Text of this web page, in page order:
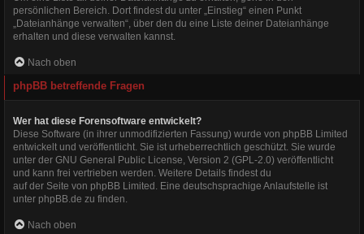
persönlichen Bereich. Dort findest du unter „Einstieg“ einen Punkt
„Dateianhänge verwalten“, über den du eine Liste deiner Dateianhänge
erhalten und diese verwalten kannst.
Nach oben
phpBB betreffende Fragen
Wer hat diese Forensoftware entwickelt?
Diese Software (in ihrer unmodifizierten Fassung) wurde von phpBB Limited
entwickelt und veröffentlicht. Sie ist urheberrechtlich geschützt. Sie wurde
unter der GNU General Public License, Version 2 (GPL-2.0) veröffentlicht
und kann frei vertrieben werden. Weitere Details findest du
auf der Seite von phpBB Limited. Eine deutschsprachige Anlaufstelle ist
unter phpBB.de zu finden.
Nach oben